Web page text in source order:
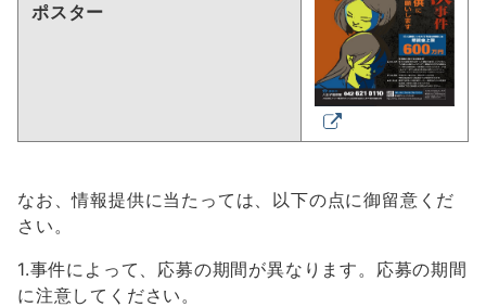
ポスター
なお、情報提供に当たっては、以下の点に御留意くだ
さい。
1.事件によって、応募の期間が異なります。応募の期間
に注意してください。